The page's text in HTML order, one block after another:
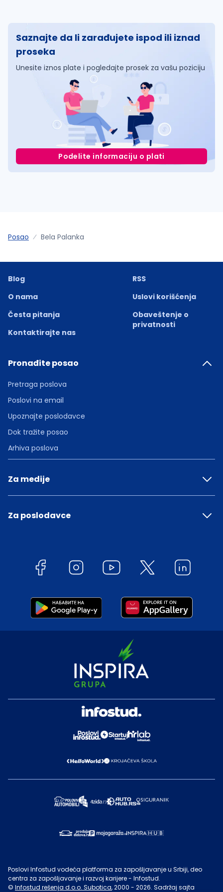
Saznajte da li zarađujete ispod ili iznad
proseka
Unesite iznos plate i pogledajte prosek za vašu poziciju
Podelite informaciju o plati
Posao Bela Palanka
Blog
O nama
Česta pitanja
Kontaktirajte nas
RSS
Uslovi korišćenja
Obaveštenje o
privatnosti
Pronađite posao
Pretraga poslova
Poslovi na email
Upoznajte poslodavce
Dok tražite posao
Arhiva poslova
Za medije
Za poslodavce
Poslovi Infostud vodeća platforma za zapošljavanje u Srbiji, deo
centra za zapošljavanje i razvoj karijere - Infostud.
© Infostud rešenja d.o.o. Subotica, 2000 - 2026. Sadržaj sajta